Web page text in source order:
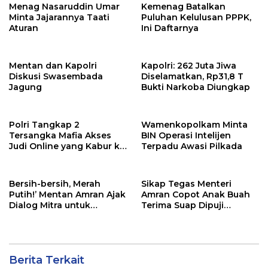
Menag Nasaruddin Umar
Minta Jajarannya Taati
Aturan
Kemenag Batalkan
Puluhan Kelulusan PPPK,
Ini Daftarnya
Mentan dan Kapolri
Diskusi Swasembada
Jagung
Kapolri: 262 Juta Jiwa
Diselamatkan, Rp31,8 T
Bukti Narkoba Diungkap
Polri Tangkap 2
Tersangka Mafia Akses
Judi Online yang Kabur ke
Wamenkopolkam Minta
BIN Operasi Intelijen
Terpadu Awasi Pilkada
Bersih-bersih, Merah
Putih!’ Mentan Amran Ajak
Dialog Mitra untuk
Sikap Tegas Menteri
Amran Copot Anak Buah
Terima Suap Dipuji
Berita Terkait